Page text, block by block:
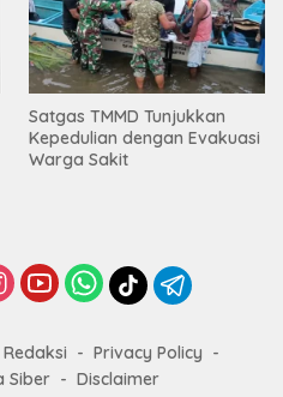
Satgas TMMD Tunjukkan
Kepedulian dengan Evakuasi
Warga Sakit
Redaksi
Privacy Policy
Siber
Disclaimer